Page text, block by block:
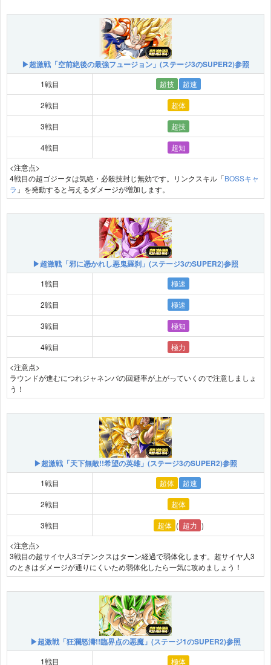
▶超激戦「空前絶後の最強フュージョン」(ステージ3のSUPER2)参照
1戦目 超技 超速
2戦目 超体
3戦目 超技
4戦目
超知
<注意点>
4戦目の超ゴジータは気絶・必殺技封じ無効です。リンクスキル「BOSSキャ
ラ 」を発動すると与えるダメージが増加します。
▶超激戦「邪に憑かれし悪鬼羅刹」(ステージ3のSUPER2)参照
1戦目 極速
2戦目 極速
3戦目 極知
4戦目
極力
<注意点>
ラウンドが進むにつれジャネンバの回避率が上がっていくので注意しましょ
う！
▶超激戦「天下無敵!!希望の英雄」(ステージ3のSUPER2)参照
1戦目 超体 超速
2戦目 超体
3戦目 超体 ( 超力 )
<注意点>
3戦目の超サイヤ人3ゴテンクスはターン経過で弱体化します。超サイヤ人3
のときはダメージが通りにくいため弱体化したら一気に攻めましょう！
▶超激戦「狂瀾怒濤!!臨界点の悪魔」(ステージ1のSUPER2)参照
1戦目 極体